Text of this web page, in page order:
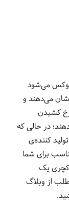
می‌شود
می‌دهند و
رخ کشیدن
در حالی که
کننده‌ی
برای شما
یک
از وبلاگ